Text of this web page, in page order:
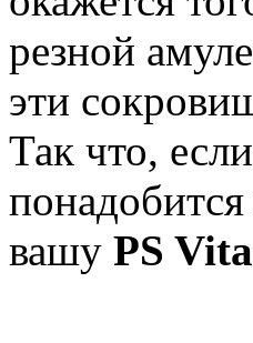
резной
эти
Так что,
вашу PS Vita